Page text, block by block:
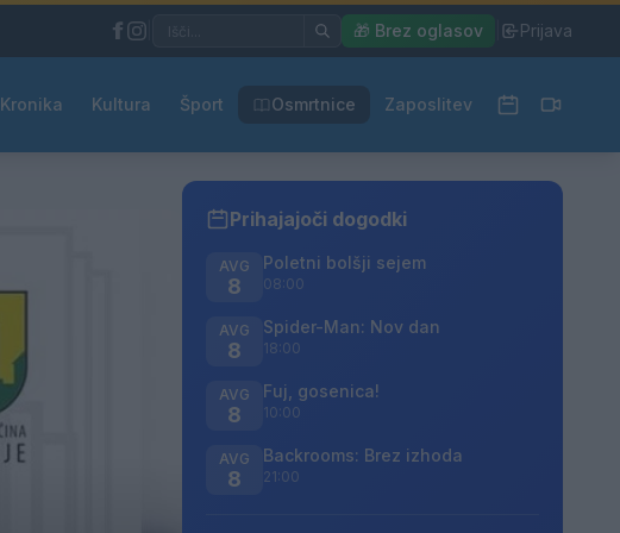
🎁 Brez oglasov Prijava
Kronika Kultura Šport Osmrtnice Zaposlitev
Prihajajoči dogodki
AVG
8
Poletni bolšji sejem
08:00
AVG
8
Spider-Man: Nov dan
18:00
AVG
8
Fuj, gosenica!
10:00
AVG
8
Backrooms: Brez izhoda
21:00